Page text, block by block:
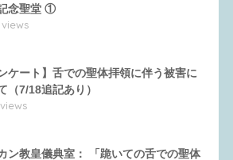
念聖堂 ①
ンケート】舌での聖体拝領に伴う被害に
（7/18追記あり）
ン教皇儀典室： 「跪いての舌での聖体